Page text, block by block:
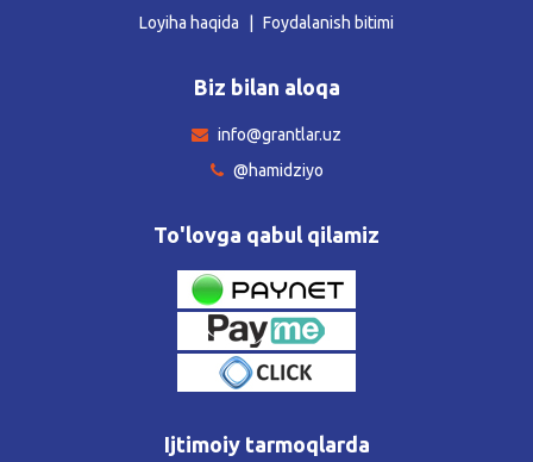
Loyiha haqida
Foydalanish bitimi
Biz bilan aloqa
info@grantlar.uz
@hamidziyo
To'lovga qabul qilamiz
Ijtimoiy tarmoqlarda